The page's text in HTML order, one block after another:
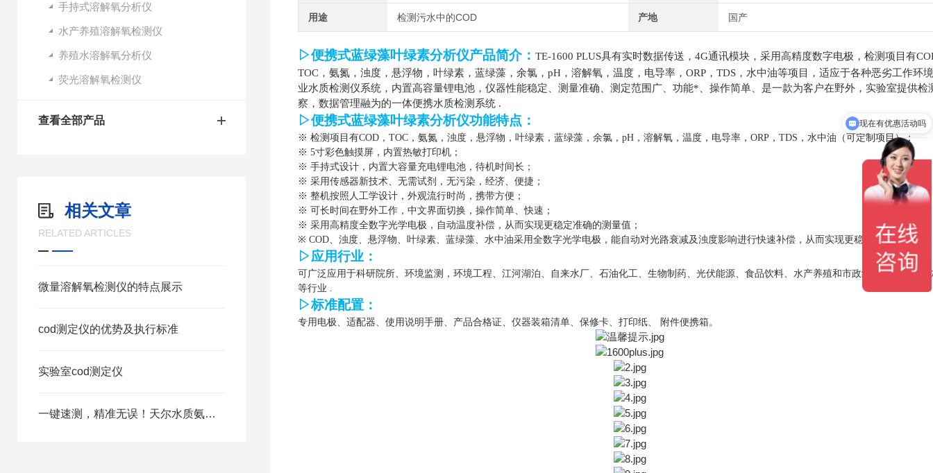
手持式溶解氧分析仪
水产养殖溶解氧检测仪
养殖水溶解氧分析仪
荧光溶解氧检测仪
查看全部产品
相关文章
RELATED ARTICLES
微量溶解氧检测仪的特点展示
cod测定仪的优势及执行标准
实验室cod测定仪
一键速测，精准无误！天尔水质氨氮检测仪赋能污水处理厂检测
用途 检测污水中的COD 产地 国产
▷便携式蓝绿藻叶绿素分析仪产品简介： TE-1600 PLUS具有实时数据传送，4G通讯模块，采用高精度数字电极，检测项目有
TOC，氨氮，浊度，悬浮物，叶绿素，蓝绿藻，余氯， pH，溶解氧，温度，电导率，ORP，TDS， 水中油等项目，适应于各种恶劣工作环
业水质检测仪系统，内置高容量锂电池，仪器性能稳定、测量准确、测定范围广、功能*、操作简单、是一款为客户在野外，实验室提供检
察，数据管理融为的一体便携水质检测系统 .
▷便携式蓝绿藻叶绿素分析仪功能特点：
※ 检测项目有COD，TOC ，氨氮，浊度，悬浮物，叶绿素，蓝绿藻，余氯， pH，溶解氧，温度，电导率，ORP，TDS， 水中油 （可定制项目）；
※ 5寸彩色触摸屏，内置热敏打印机 ；
※ 手持式设计，内置大容量充电锂电池，待机时间长 ；
※ 采用传感器新技术、无需试剂，无污染，经济、便捷 ；
※ 整机按照人工学设计，外观流行时尚，携带方便 ；
※ 可长时间在野外工作，中文界面切换，操作简单、快速 ；
※ 采用高精度全数字光学电极，自动温度补偿，从而实现更稳定准确的测量值 ；
※ COD、浊度、悬浮物、叶绿素、蓝绿藻、水中油采用全数字光学电极，能自动对光路衰减及浊度影响进行快速补偿，从而实现更稳定准确的测量值
▷应用行业：
可广泛应用于科研院所、环境监测，环境工程、江河湖泊、自来水厂、石油化工、生物制药、光伏能源、食品饮料、水产养殖和市政给排水以及第三
等行业 .
▷标准配置：
专用电极、 适配器、 使用说明手册、 产品合格证、 仪器装箱清单、 保修卡、 打印纸、 附件便携箱。
可以检测哪些指标